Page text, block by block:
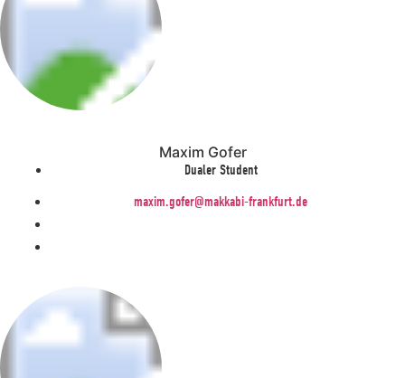
Maxim Gofer
Dualer Student
maxim.gofer@makkabi-frankfurt.de